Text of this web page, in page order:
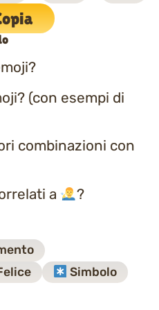
(con esempi di
combinazioni con
a
?
Simbolo